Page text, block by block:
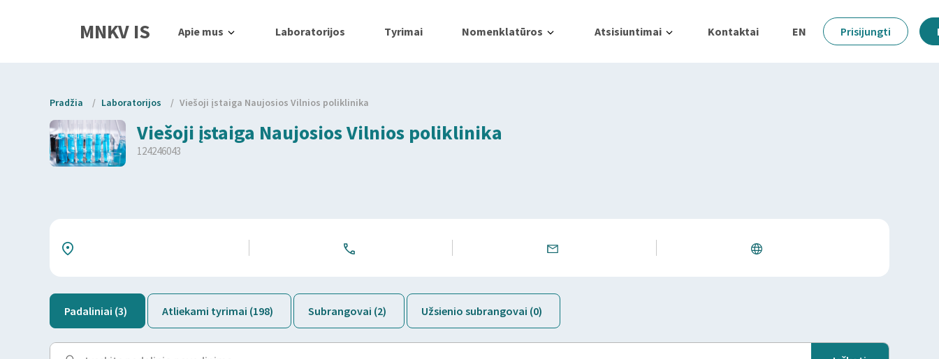
MNKV IS Apie mus Laboratorijos Tyrimai Nomenklatūros Atsisiuntimai Kontaktai EN Prisijungti
Pradžia / Laboratorijos / Viešoji įstaiga Naujosios Vilnios poliklinika
Viešoji įstaiga Naujosios Vilnios poliklinika
124246043
Padaliniai (3) Atliekami tyrimai (198) Subrangovai (2) Užsienio subrangovai (0)